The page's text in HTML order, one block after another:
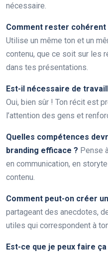
nécessaire.
Comment rester cohérent
Utilise un même ton et un
contenu, que ce soit sur les
dans tes présentations.
Est-il nécessaire de
Oui, bien sûr ! Ton récit est
l’attention des gens et
Quelles compétences
branding efficace ? Pense
en communication, en
contenu.
Comment peut-on créer
partageant des anecdotes,
utiles qui correspondent à
Est-ce que je peux faire